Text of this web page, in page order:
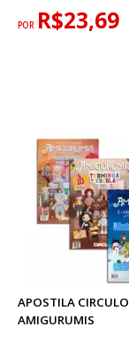
POR R$23,69
APOSTILA CIRCULO
AMIGURUMIS